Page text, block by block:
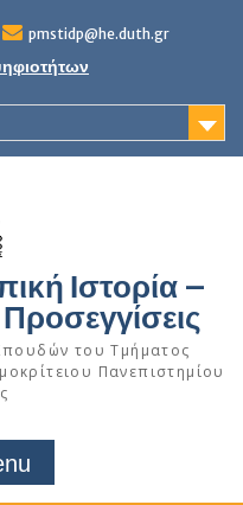
pmstidp@he.duth.gr
Ιστορία –
του Τμήματος
Πανεπιστημίου